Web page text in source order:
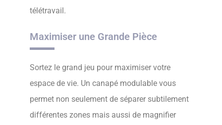
télétravail.
Maximiser une Grande Pièce
Sortez le grand jeu pour maximiser votre
espace de vie. Un canapé modulable vous
permet non seulement de séparer subtilement
différentes zones mais aussi de magnifier